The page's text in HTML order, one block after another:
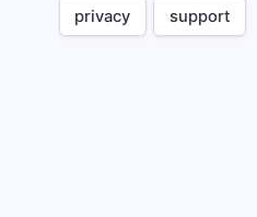
privacy support